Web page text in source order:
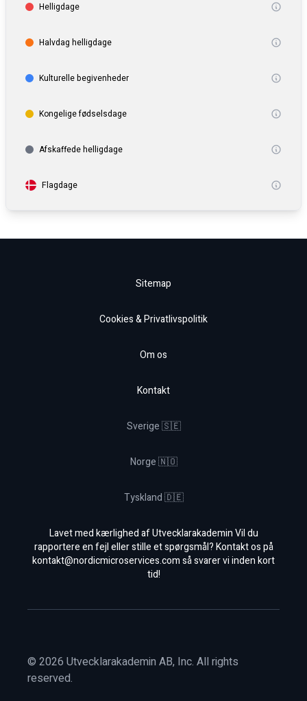
Helligdage
Halvdag helligdage
Kulturelle begivenheder
Kongelige fødselsdage
Afskaffede helligdage
Flagdage
Sitemap
Cookies & Privatlivspolitik
Om os
Kontakt
Sverige 🇸🇪
Norge 🇳🇴
Tyskland 🇩🇪
Lavet med kærlighed af Utvecklarakademin Vil du
rapportere en fejl eller stille et spørgsmål? Kontakt os på
kontakt@nordicmicroservices.comså svarer vi inden kort
tid!
© 2026 Utvecklarakademin AB, Inc. All rights
reserved.